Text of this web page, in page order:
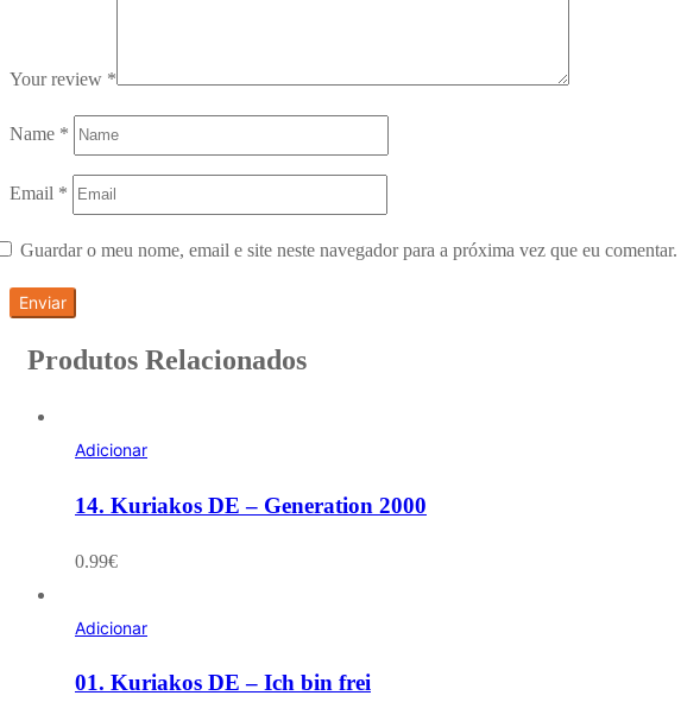
Your review *
Name *
Email *
Guardar o meu nome, email e site neste navegador para a próxima vez que eu comentar.
Produtos Relacionados
Adicionar
14. Kuriakos DE – Generation 2000
0.99€
Adicionar
01. Kuriakos DE – Ich bin frei